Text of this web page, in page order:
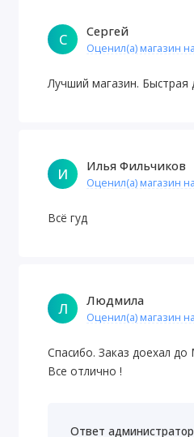
С Сергей
Оценил(а) магазин
Лучший магазин. Быстрая
И Илья Фильчиков
Оценил(а) магазин
Всё гуд
Л Людмила
Оценил(а) магазин
Спасибо. Заказ доехал
Все отлично !
Ответ